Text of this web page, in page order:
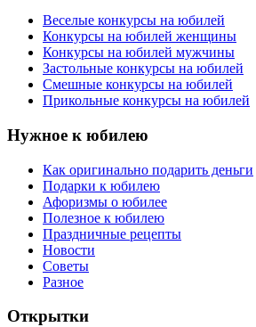
Веселые конкурсы на юбилей
Конкурсы на юбилей женщины
Конкурсы на юбилей мужчины
Застольные конкурсы на юбилей
Смешные конкурсы на юбилей
Прикольные конкурсы на юбилей
Нужное к юбилею
Как оригинально подарить деньги
Подарки к юбилею
Афоризмы о юбилее
Полезное к юбилею
Праздничные рецепты
Новости
Советы
Разное
Открытки